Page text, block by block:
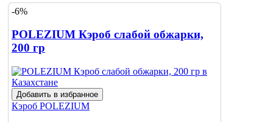
-6%
POLEZIUM Кэроб слабой обжарки,
200 гр
Добавить в избранное
Кэроб POLEZIUM